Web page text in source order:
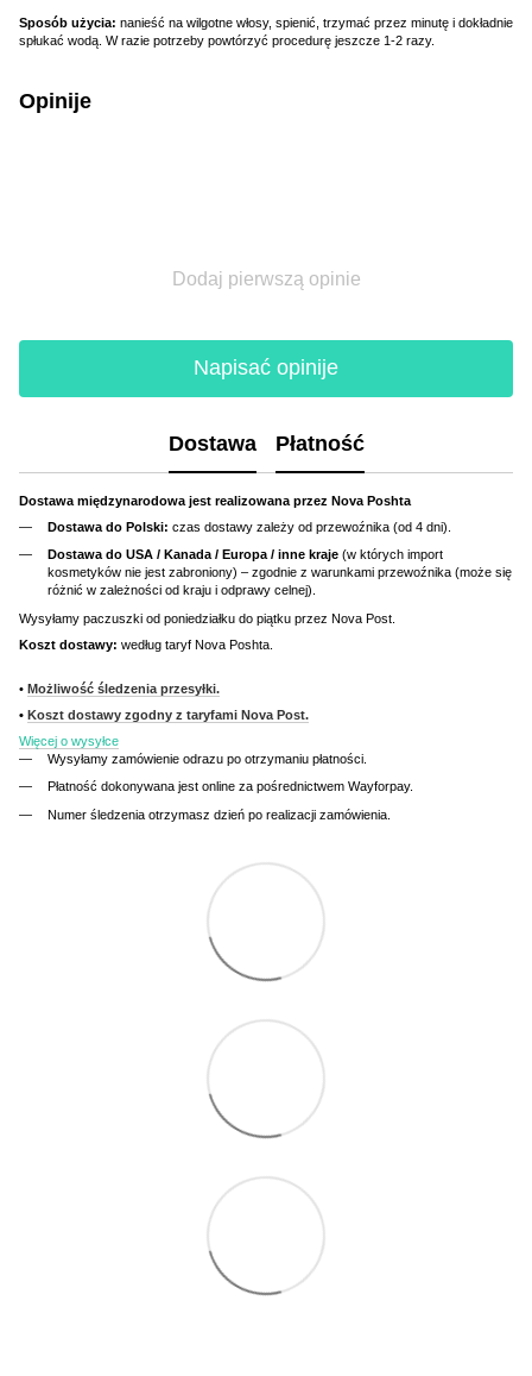
Sposób użycia: nanieść na wilgotne włosy, spienić, trzymać przez minutę i dokładnie
spłukać wodą. W razie potrzeby powtórzyć procedurę jeszcze 1-2 razy.
Opinije
Dodaj pierwszą opinie
Napisać opinije
Dostawa Płatność
Dostawa międzynarodowa jest realizowana przez Nova Poshta
Dostawa do Polski: czas dostawy zależy od przewoźnika (od 4 dni).
Dostawa do USA / Kanada / Europa / inne kraje (w których import
kosmetyków nie jest zabroniony) – zgodnie z warunkami przewoźnika (może się
różnić w zależności od kraju i odprawy celnej).
Wysyłamy paczuszki od poniedziałku do piątku przez Nova Post.
Koszt dostawy: według taryf Nova Poshta.
• Możliwość śledzenia przesyłki.
• Koszt dostawy zgodny z taryfami Nova Post.
Więcej o wysyłce
Wysyłamy zamówienie odrazu po otrzymaniu płatności.
Płatność dokonywana jest online za pośrednictwem Wayforpay.
Numer śledzenia otrzymasz dzień po realizacji zamówienia.